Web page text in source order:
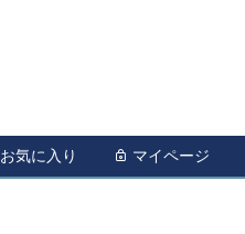
お気に入り マイページ